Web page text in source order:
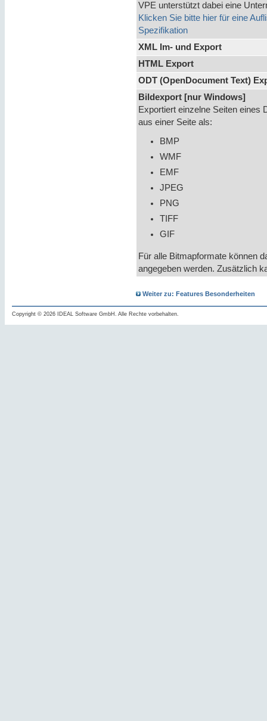
VPE unterstützt dabei eine
Klicken Sie bitte hier für eine
Spezifikation
XML Im- und Export
HTML Export
ODT (OpenDocument Text)
Bildexport [nur Windows]
Exportiert einzelne Seiten eines
aus einer Seite als:
BMP
WMF
EMF
JPEG
PNG
TIFF
GIF
Für alle Bitmapformate können
angegeben werden. Zusätzlich
Weiter zu: Features Besonderheiten
Copyright © 2026 IDEAL Software GmbH. Alle Rechte vorbehalten.